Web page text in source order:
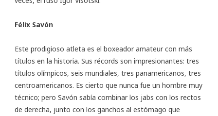
Félix Savón
Este prodigioso atleta es el boxeador amateur con más
títulos en la historia. Sus récords son impresionantes: tres
títulos olímpicos, seis mundiales, tres panamericanos, tres
centroamericanos. Es cierto que nunca fue un hombre muy
técnico; pero Savón sabía combinar los jabs con los rectos
de derecha, junto con los ganchos al estómago que